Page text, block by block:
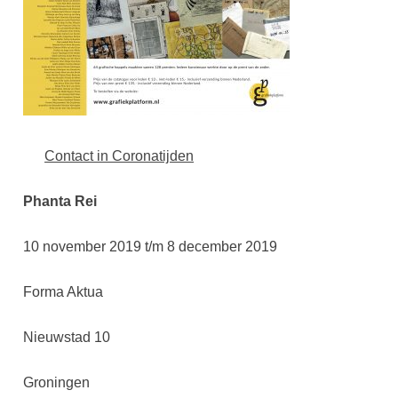
Contact in Coronatijden
Phanta Rei
10 november 2019 t/m 8 december 2019
Forma Aktua
Nieuwstad 10
Groningen